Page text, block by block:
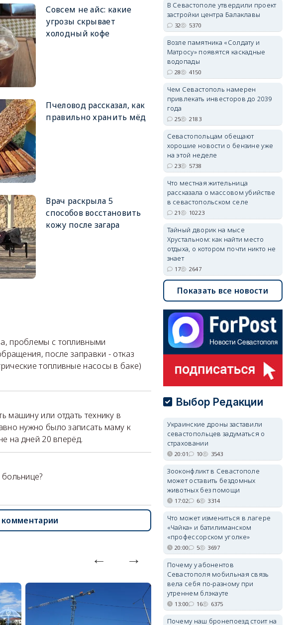
Совсем не айс: какие
угрозы скрывает
холодный кофе
Пчеловод рассказал, как
правильно хранить мёд
Врач раскрыла 5
способов восстановить
кожу после загара
проблемы с топливными
после заправки - отказ
топливные насосы в баке)
машину или отдать технику в
нужно было записать маму к
на дней 20 вперёд.
комментарии
В Севастополе утвердили проект
застройки центра Балаклавы
32 5370
Возле памятника «Солдату и
Матросу» появятся каскадные
водопады
28 4150
Чем Севастополь намерен
привлекать инвесторов до 2039
года
25 2183
Севастопольцам обещают
хорошие новости о бензине уже
на этой неделе
23 5738
Что местная жительница
рассказала о массовом убийстве
в севастопольском селе
21 10223
Тайный дворик на мысе
Хрустальном: как найти место
отдыха, о котором почти никто не
знает
17 2647
Показать все новости
Выбор Редакции
Украинские дроны заставили
севастопольцев задуматься о
страховании
20:01 10 3543
Зооконфликт в Севастополе
может оставить бездомных
животных без помощи
17:02 6 3314
Что может измениться в лагере
«Чайка» и батилиманском
«профессорском уголке»
20:00 5 3697
Почему у абонентов
Севастополя мобильная связь
вела себя по-разному при
утреннем блэкауте
13:00 16 6375
Почему наш бронепоезд стоит на